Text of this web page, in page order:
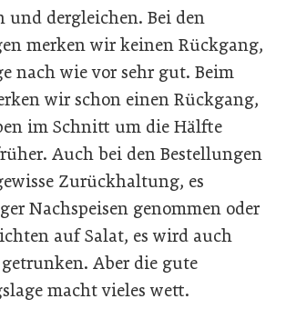
und dergleichen. Bei den
merken wir keinen Rückgang,
nach wie vor sehr gut. Beim
wir schon einen Rückgang,
im Schnitt um die Hälfte
Auch bei den Bestellungen
Zurückhaltung, es
Nachspeisen genommen oder
auf Salat, es wird auch
Aber die gute
macht vieles wett.